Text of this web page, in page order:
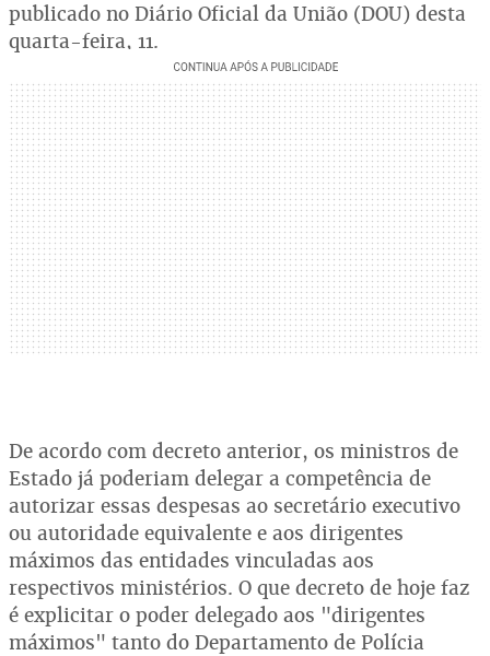
publicado no Diário Oficial da União (DOU) desta
quarta-feira, 11.
De acordo com decreto anterior, os ministros de
Estado já poderiam delegar a competência de
autorizar essas despesas ao secretário executivo
ou autoridade equivalente e aos dirigentes
máximos das entidades vinculadas aos
respectivos ministérios. O que decreto de hoje faz
é explicitar o poder delegado aos "dirigentes
máximos" tanto do Departamento de Polícia